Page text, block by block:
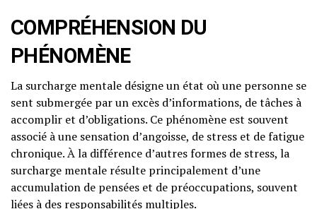
COMPRÉHENSION DU
PHÉNOMÈNE
La surcharge mentale désigne un état où une personne se
sent submergée par un excès d’informations, de tâches à
accomplir et d’obligations. Ce phénomène est souvent
associé à une sensation d’angoisse, de stress et de fatigue
chronique. À la différence d’autres formes de stress, la
surcharge mentale résulte principalement d’une
accumulation de pensées et de préoccupations, souvent
liées à des responsabilités multiples.